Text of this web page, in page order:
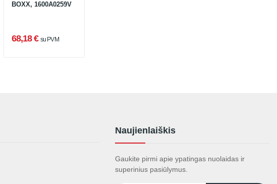
BOXX, 1600A0259V
68,18 € su PVM
Naujienlaiškis
Gaukite pirmi apie ypatingas nuolaidas ir
superinius pasiūlymus.